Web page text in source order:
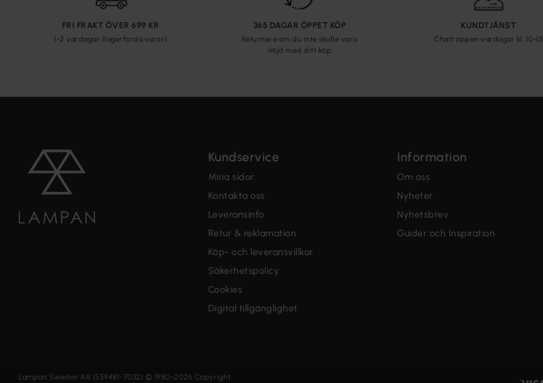
FRI FRAKT ÖVER 699 KR
1-2 vardagar (lagerförda varor)
365 DAGAR ÖPPET KÖP
Returnera om du inte skulle vara
nöjd med ditt köp
KUNDTJÄNST
Chatt öppen vardagar kl. 10-15
Kundservice
Mina sidor
Kontakta oss
Leveransinfo
Retur & reklamation
Köp- och leveransvillkor
Säkerhetspolicy
Cookies
Digital tillgänglighet
Information
Om oss
Nyheter
Nyhetsbrev
Guider och Inspiration
Lampan Sweden AB (559481-7032) © 1980-2026 Copyright